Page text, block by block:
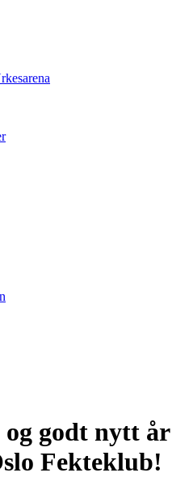
godt nytt år
Fekteklub!